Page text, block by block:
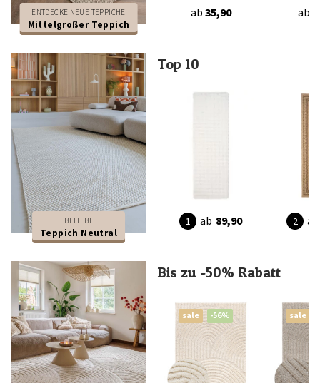
ENTDECKE NEUE TEPPICHE
Mittelgroßer Teppich
ab 35,90 ab
BELIEBT
Teppich Neutral
Top 10
ab 89,90 ab
Bis zu -50% Rabatt
sale -56% sale